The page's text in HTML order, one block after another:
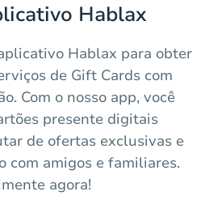
Hablax
Hablax para obter
de Gift Cards com
Com o nosso app, você
presente digitais
de ofertas exclusivas e
com amigos e familiares.
agora!